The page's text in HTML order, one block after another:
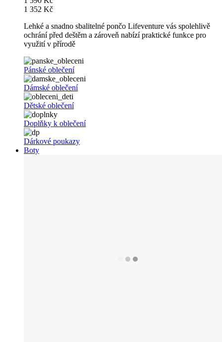
1 352 Kč
Lehké a snadno sbalitelné pončo Lifeventure vás spolehlivě
ochrání před deštěm a zároveň nabízí praktické funkce pro
využití v přírodě
Pánské oblečení
Dámské oblečení
Dětské oblečení
Doplňky k oblečení
Dárkové poukazy
Boty